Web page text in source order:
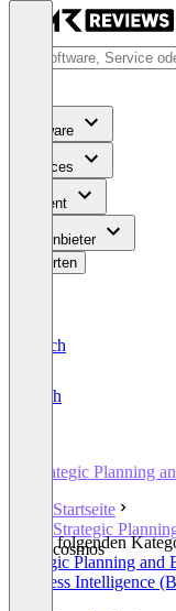
Software
Services
Content
Für Anbieter
Bewerten
Deutsch
English
Strategic Planning
Startseite
Strategic
cosmos
In den folgenden
Strategic Planning and
Business Intelligence